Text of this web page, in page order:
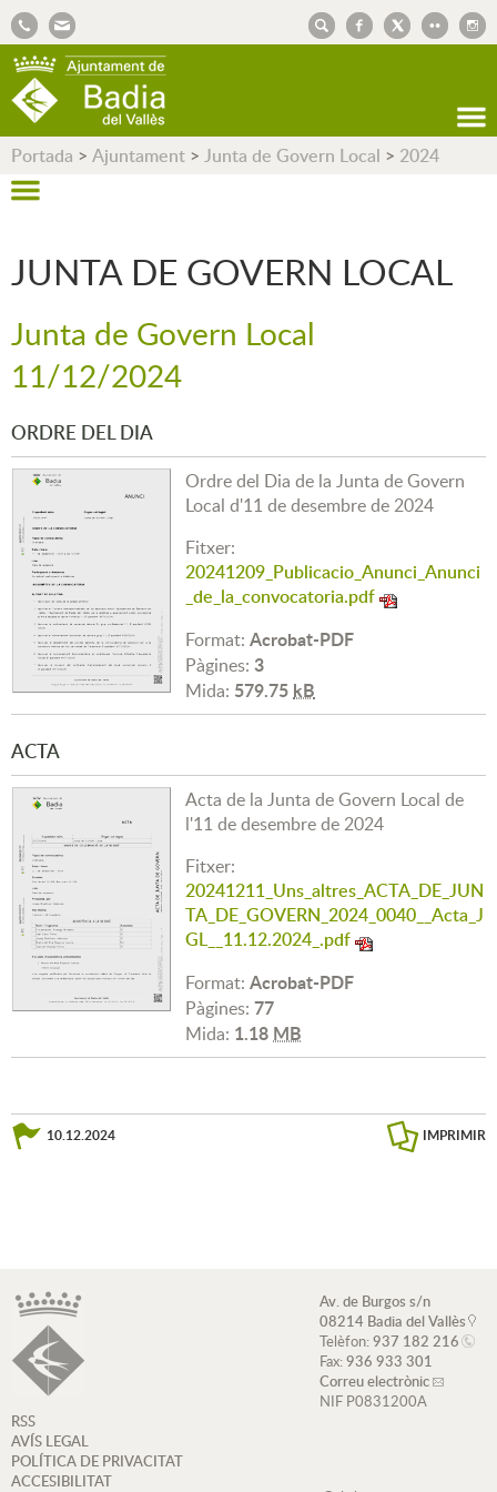
Portada > Ajuntament > Junta de Govern Local > 2024
JUNTA DE GOVERN LOCAL
Junta de Govern Local
11/12/2024
ORDRE DEL DIA
Ordre del Dia de la Junta de Govern
Local d'11 de desembre de 2024
Fitxer:
20241209_Publicacio_Anunci_Anunci
_de_la_convocatoria.pdf
Format: Acrobat-PDF
Pàgines: 3
Mida: 579.75 kB
ACTA
Acta de la Junta de Govern Local de
l'11 de desembre de 2024
Fitxer:
20241211_Uns_altres_ACTA_DE_JUN
TA_DE_GOVERN_2024_0040__Acta_J
GL__11.12.2024_.pdf
Format: Acrobat-PDF
Pàgines: 77
Mida: 1.18 MB
10.12.2024 IMPRIMIR
Av. de Burgos s/n
08214 Badia del Vallès
Telèfon:937 182 216
Fax:936 933 301
Correu electrònic
NIF P0831200A
RSS
AVÍS LEGAL
POLÍTICA DE PRIVACITAT
ACCESIBILITAT